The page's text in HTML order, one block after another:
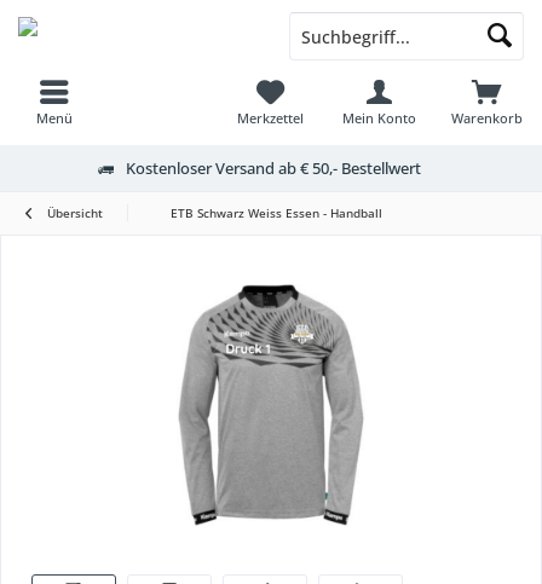
Menü Warenkorb
Merkzettel Mein Konto
Kostenloser Versand ab € 50,- Bestellwert
Übersicht ETB Schwarz Weiss Essen - Handball